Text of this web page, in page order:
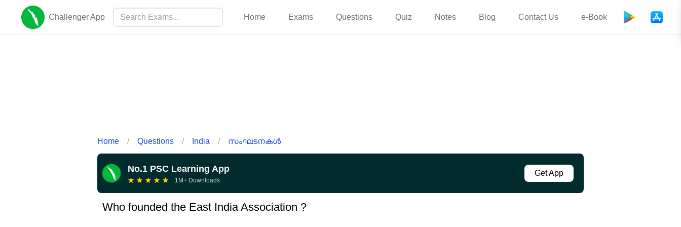
Challenger App Home Exams Questions Quiz Notes Blog Contact Us e-Book
Home / Questions / India / സംഘടനകൾ
No.1 PSC Learning App
★ ★ ★ ★ ★ 1M+ Downloads
Get App
Who founded the East India Association ?